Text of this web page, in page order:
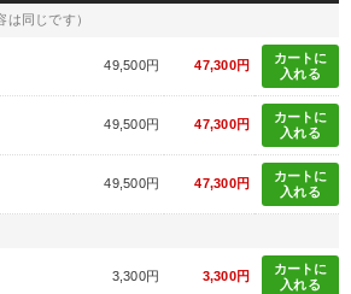
は同じです）
49,500円 47,300円
カートに
入れる
49,500円 47,300円
カートに
入れる
49,500円 47,300円
カートに
入れる
3,300円 3,300円
カートに
入れる